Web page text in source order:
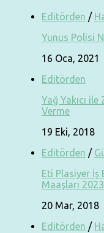
Editörden /
Yunus Polisi
16 Oca, 2021
Editörden
Yağ Yakıcı
Verme
19 Eki, 2018
Editörden /
Eti Plasiyer İş
Maaşları 2023
20 Mar, 2018
Editörden /